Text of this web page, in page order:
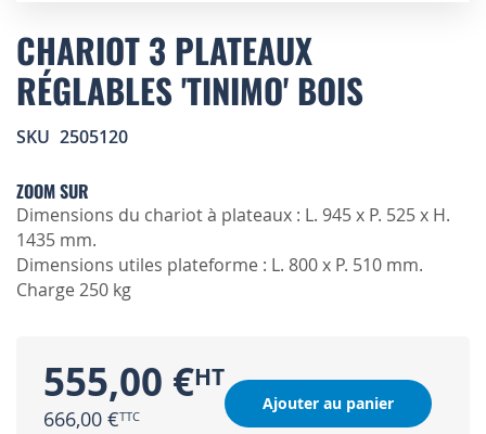
to
the
beginning
of
images
CHARIOT 3 PLATEAUX
RÉGLABLES 'TINIMO' BOIS
SKU 2505120
ZOOM SUR
Dimensions du chariot à plateaux : L. 945 x P. 525 x H.
1435 mm.
Dimensions utiles plateforme : L. 800 x P. 510 mm.
Charge 250 kg
555,00 €
666,00 €
Ajouter au panier